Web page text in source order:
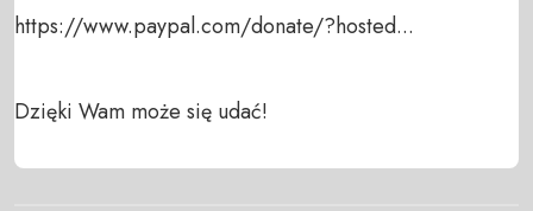
https://www.paypal.com/donate/?hosted...
Dzięki Wam może się udać!